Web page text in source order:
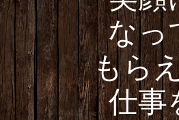
なっ
もら
仕事